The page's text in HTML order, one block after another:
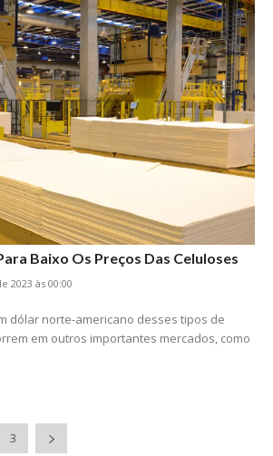
Baixo Os Preços Das Celuloses
2023 às 00:00
dólar norte-americano desses tipos de
em outros importantes mercados, como
3